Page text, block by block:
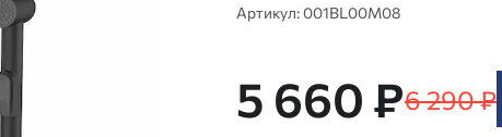
Артикул:001BL00M08
5 660 ₽6 290 ₽